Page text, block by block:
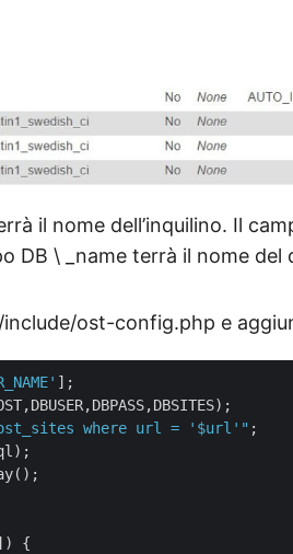
il nome dell’inquilino. Il
DB \ _name terrà il nome
ost-config.php e
];
where url = ' $url '" ;
{